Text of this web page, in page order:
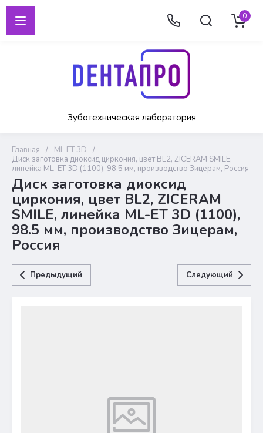
Зуботехническая лаборатория
0
Главная / ML ET 3D
/
Диск заготовка диоксид циркония, цвет BL2, ZICERAM SMILE,
линейка ML-ET 3D (1100), 98.5 мм, производство Зицерам, Россия
Диск заготовка диоксид
циркония, цвет BL2, ZICERAM
SMILE, линейка ML-ET 3D (1100),
98.5 мм, производство Зицерам,
Россия
Предыдущий Следующий